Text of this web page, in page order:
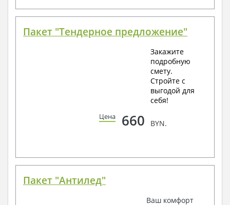
Пакет "Тендерное предложение"
Закажите
подробную
смету.
Стройте с
выгодой для
себя!
Цена 660 BYN.
Пакет "Антилед"
Ваш комфорт